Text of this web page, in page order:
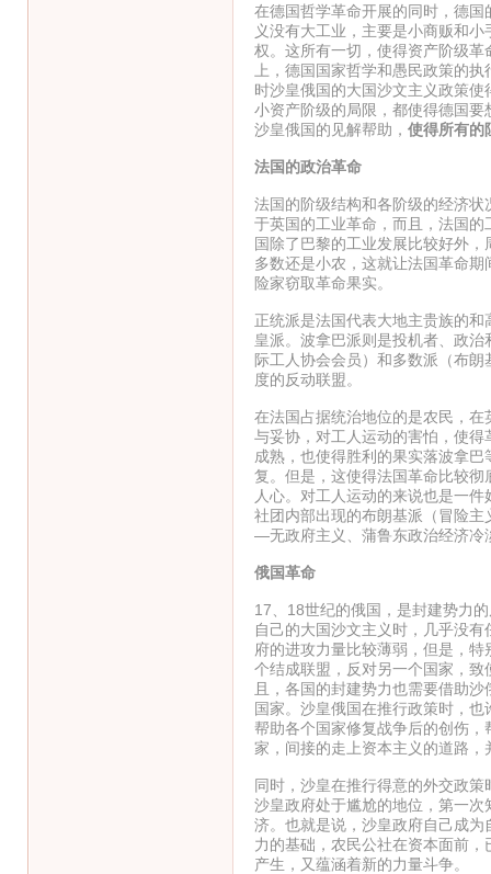
在德国哲学革命开展的同时，德
义没有大工业，主要是小商贩和
权。这所有一切，使得资产阶级
上，德国国家哲学和愚民政策的
时沙皇俄国的大国沙文主义政策
小资产阶级的局限，都使得德国
沙皇俄国的见解帮助， 使得所有的
法国的政治革命
法国的阶级结构和各阶级的经济
于英国的工业革命，而且，法国
国除了巴黎的工业发展比较好外
多数还是小农，这就让法国革命
险家窃取革命果实。
正统派是法国代表大地主贵族的
皇派。波拿巴派则是投机者、政
际工人协会会员）和多数派（布
度的反动联盟。
在法国占据统治地位的是农民，
与妥协，对工人运动的害怕，使
成熟，也使得胜利的果实落波拿
复。但是，这使得法国革命比较
人心。对工人运动的来说也是一
社团内部出现的布朗基派（冒险
—无政府主义、蒲鲁东政治经济冷
俄国革命
17、18世纪的俄国，是封建势力
自己的大国沙文主义时，几乎没
府的进攻力量比较薄弱，但是，
个结成联盟，反对另一个国家，
且，各国的封建势力也需要借助
国家。沙皇俄国在推行政策时，
帮助各个国家修复战争后的创伤
家，间接的走上资本主义的道路，
同时，沙皇在推行得意的外交政
沙皇政府处于尴尬的地位，第一次
济。也就是说，沙皇政府自己成
力的基础，农民公社在资本面前
产生，又蕴涵着新的力量斗争。